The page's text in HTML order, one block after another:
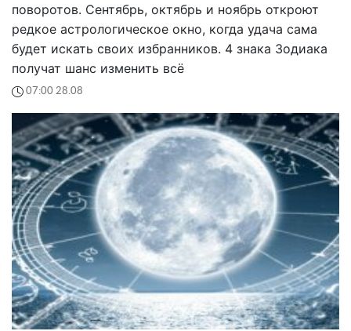
поворотов. Сентябрь, октябрь и ноябрь откроют
редкое астрологическое окно, когда удача сама
будет искать своих избранников. 4 знака Зодиака
получат шанс изменить всё
07:00 28.08